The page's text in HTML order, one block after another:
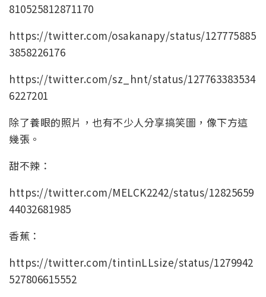
810525812871170
https://twitter.com/osakanapy/status/127775885
3858226176
https://twitter.com/sz_hnt/status/127763383534
6227201
除了養眼的照片，也有不少人分享搞笑圖，像下方這
幾張。
甜不辣：
https://twitter.com/MELCK2242/status/12825659
44032681985
香蕉：
https://twitter.com/tintinLLsize/status/1279942
527806615552